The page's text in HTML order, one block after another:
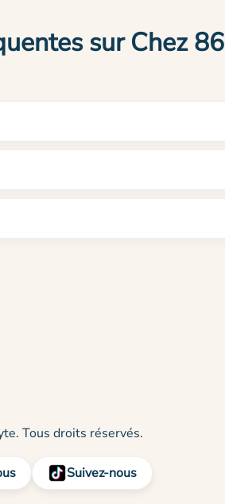
sur Chez 86
Tous droits réservés.
Suivez-nous